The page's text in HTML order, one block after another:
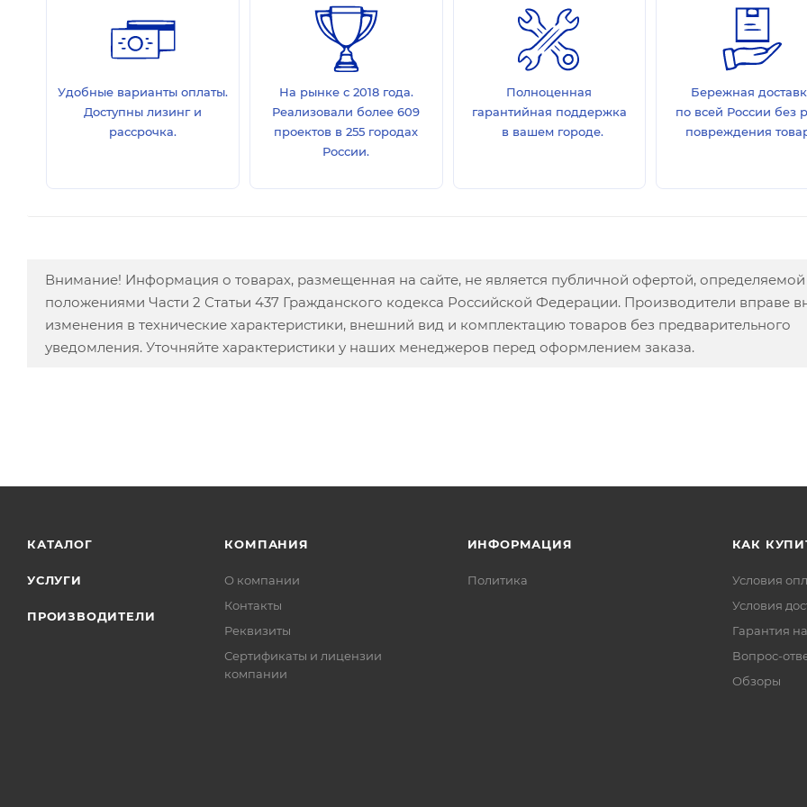
Удобные варианты оплаты.
Доступны лизинг и
рассрочка.
На рынке с 2018 года.
Реализовали более 609
проектов в 255 городах
России.
Полноценная
гарантийная поддержка
в вашем городе.
Бережная
по всей России без
повреждения
Внимание! Информация о товарах, размещенная на сайте, не является публичной офертой, определяемой
положениями Части 2 Статьи 437 Гражданского кодекса Российской Федерации. Производители вправе
изменения в технические характеристики, внешний вид и комплектацию товаров без предварительного
уведомления. Уточняйте характеристики у наших менеджеров перед оформлением заказа.
КАТАЛОГ
УСЛУГИ
ПРОИЗВОДИТЕЛИ
КОМПАНИЯ
О компании
Контакты
Реквизиты
Сертификаты и лицензии
компании
ИНФОРМАЦИЯ
Политика
КАК
Условия
Условия
Гарантия
Вопрос-
Обзоры